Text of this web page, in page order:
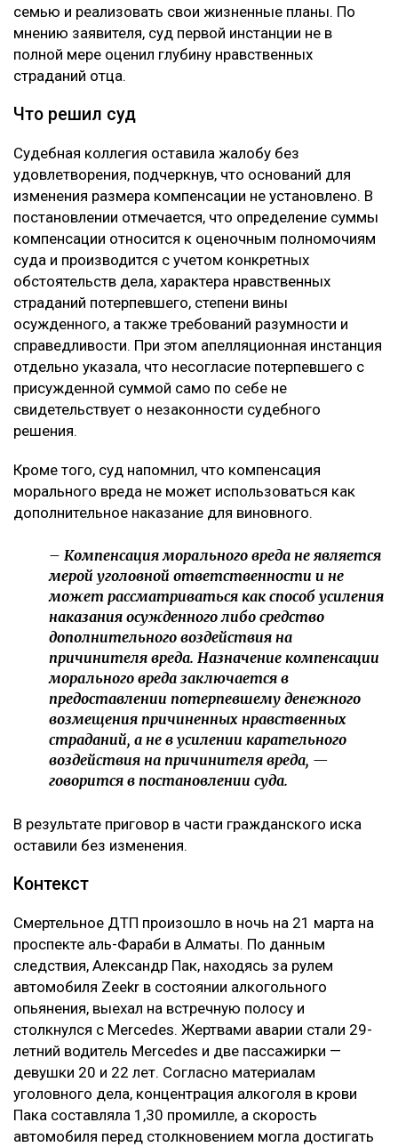
семью и реализовать свои жизненные планы. По
мнению заявителя, суд первой инстанции не в
полной мере оценил глубину нравственных
страданий отца.
Что решил суд
Судебная коллегия оставила жалобу без
удовлетворения, подчеркнув, что оснований для
изменения размера компенсации не установлено. В
постановлении отмечается, что определение суммы
компенсации относится к оценочным полномочиям
суда и производится с учетом конкретных
обстоятельств дела, характера нравственных
страданий потерпевшего, степени вины
осужденного, а также требований разумности и
справедливости. При этом апелляционная инстанция
отдельно указала, что несогласие потерпевшего с
присужденной суммой само по себе не
свидетельствует о незаконности судебного
решения.
Кроме того, суд напомнил, что компенсация
морального вреда не может использоваться как
дополнительное наказание для виновного.
– Компенсация морального вреда не является
мерой уголовной ответственности и не
может рассматриваться как способ усиления
наказания осужденного либо средство
дополнительного воздействия на
причинителя вреда. Назначение компенсации
морального вреда заключается в
предоставлении потерпевшему денежного
возмещения причиненных нравственных
страданий, а не в усилении карательного
воздействия на причинителя вреда, —
говорится в постановлении суда.
В результате приговор в части гражданского иска
оставили без изменения.
Контекст
Смертельное ДТП произошло в ночь на 21 марта на
проспекте аль-Фараби в Алматы. По данным
следствия, Александр Пак, находясь за рулем
автомобиля Zeekr в состоянии алкогольного
опьянения, выехал на встречную полосу и
столкнулся с Mercedes. Жертвами аварии стали 29-
летний водитель Mercedes и две пассажирки —
девушки 20 и 22 лет. Согласно материалам
уголовного дела, концентрация алкоголя в крови
Пака составляла 1,30 промилле, а скорость
автомобиля перед столкновением могла достигать